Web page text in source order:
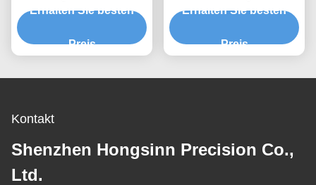
rostfreie Materialien
Erhalten Sie besten
Preis
Langlebig und
Werkzeuge Cnc-
Abs
Erhalten Sie besten
Preis
Kontakt
Shenzhen Hongsinn Precision Co.,
Ltd.